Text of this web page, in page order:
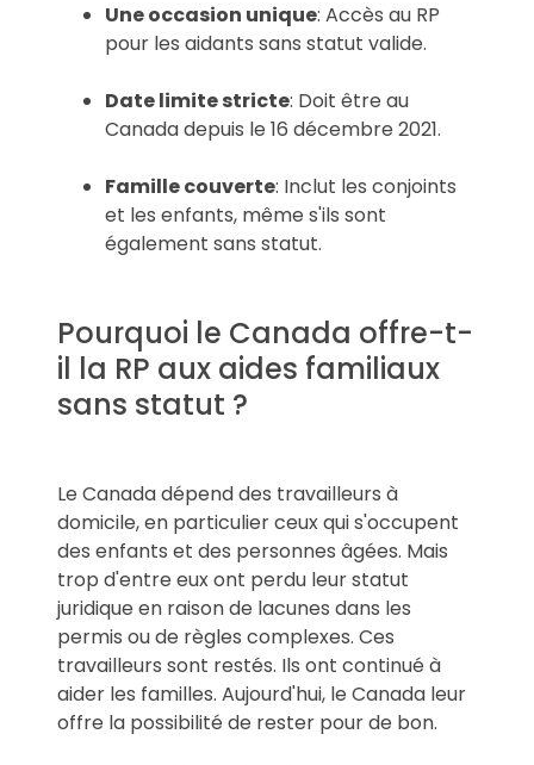
Une occasion unique: Accès au RP
pour les aidants sans statut valide.
Date limite stricte: Doit être au
Canada depuis le 16 décembre 2021.
Famille couverte: Inclut les conjoints
et les enfants, même s'ils sont
également sans statut.
Pourquoi le Canada offre-t-
il la RP aux aides familiaux
sans statut ?
Le Canada dépend des travailleurs à
domicile, en particulier ceux qui s'occupent
des enfants et des personnes âgées. Mais
trop d'entre eux ont perdu leur statut
juridique en raison de lacunes dans les
permis ou de règles complexes. Ces
travailleurs sont restés. Ils ont continué à
aider les familles. Aujourd'hui, le Canada leur
offre la possibilité de rester pour de bon.